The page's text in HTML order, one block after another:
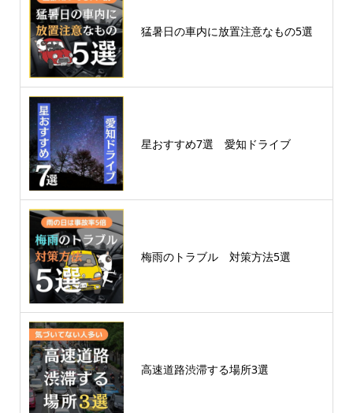
猛暑日の車内に放置注意なもの5選
星おすすめ7選 愛知ドライブ
梅雨のトラブル 対策方法5選
高速道路渋滞する場所3選